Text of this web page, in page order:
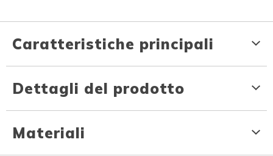
Caratteristiche principali
Dettagli del prodotto
Materiali